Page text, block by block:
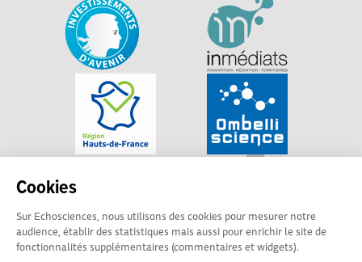
Cookies
Sur Echosciences, nous utilisons des cookies pour mesurer notre
audience, établir des statistiques mais aussi pour enrichir le site de
fonctionnalités supplémentaires (commentaires et widgets).